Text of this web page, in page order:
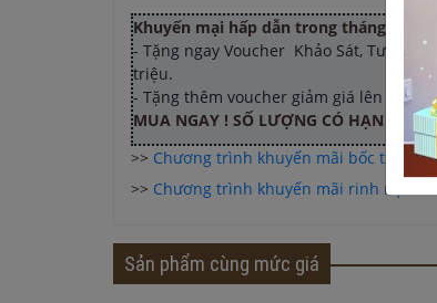
Khuyến mại hấp dẫn trong tháng
- Tặng ngay Voucher Khảo Sát, Tư Vấn
triệu.
- Tặng thêm voucher giảm giá lên tới
MUA NGAY ! SỐ LƯỢNG CÓ HẠN !
>> Chương trình khuyến mãi bốc thăm
>> Chương trình khuyến mãi rinh nội
Sản phẩm cùng mức giá